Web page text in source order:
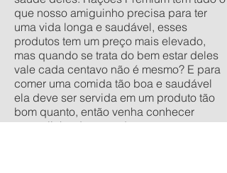
que nosso amiguinho precisa para ter
uma vida longa e saudável, esses
produtos tem um preço mais elevado,
mas quando se trata do bem estar deles
vale cada centavo não é mesmo? E para
comer uma comida tão boa e saudável
ela deve ser servida em um produto tão
bom quanto, então venha conhecer
nossa linha de comedouros